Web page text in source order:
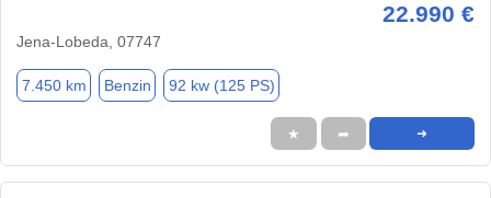
22.990 €
Jena-Lobeda, 07747
7.450 km Benzin 92 kw (125 PS)
★ ➦ ➜